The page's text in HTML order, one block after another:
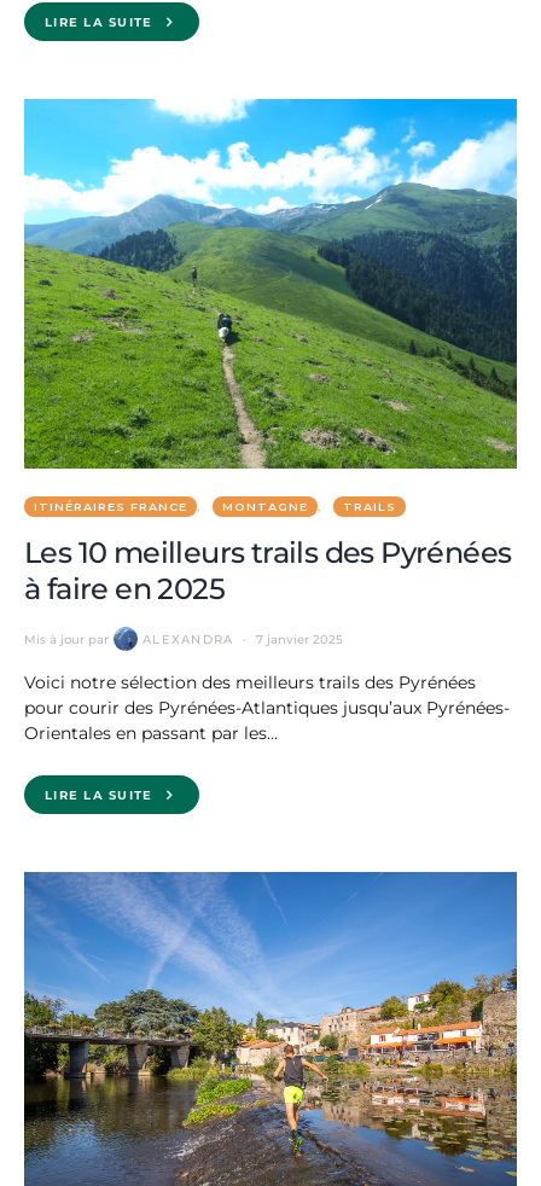
LIRE LA SUITE
ITINÉRAIRES FRANCE MONTAGNE TRAILS
Les 10 meilleurs trails des Pyrénées
à faire en 2025
Mis à jour par ALEXANDRA 7 janvier 2025
Voici notre sélection des meilleurs trails des Pyrénées
pour courir des Pyrénées-Atlantiques jusqu’aux Pyrénées-
Orientales en passant par les…
LIRE LA SUITE